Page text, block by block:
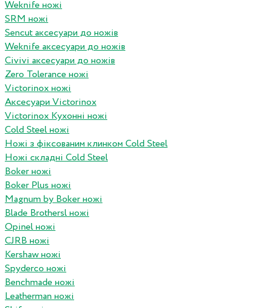
Weknife ножі
SRM ножі
Sencut аксесуари до ножів
Weknife аксесуари до ножів
Civivi аксесуари до ножів
Zero Tolerance ножі
Victorinox ножі
Аксесуари Victorinox
Victorinox Кухонні ножі
Cold Steel ножі
Ножі з фіксованим клинком Cold Steel
Ножі складні Cold Steel
Boker ножі
Boker Plus ножі
Magnum by Boker ножі
Blade Brothersl ножі
Opinel ножі
CJRB ножі
Kershaw ножі
Spyderco ножі
Benchmade ножі
Leatherman ножі